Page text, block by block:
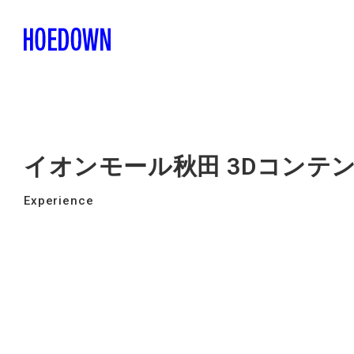
イオンモール秋田 3Dコンテ
Experience